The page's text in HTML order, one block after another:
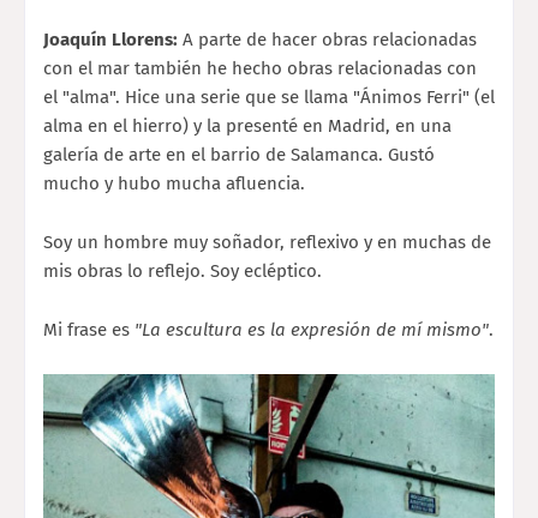
Joaquín Llorens: A parte de hacer obras relacionadas
con el mar también he hecho obras relacionadas con
el "alma". Hice una serie que se llama "Ánimos Ferri" (el
alma en el hierro) y la presenté en Madrid, en una
galería de arte en el barrio de Salamanca. Gustó
mucho y hubo mucha afluencia.
Soy un hombre muy soñador, reflexivo y en muchas de
mis obras lo reflejo. Soy ecléptico.
Mi frase es "La escultura es la expresión de mí mismo".